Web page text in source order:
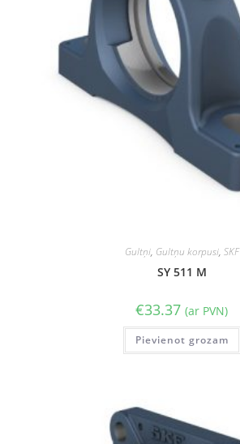
Gultņi, Gultņu korpusi, SKF
SY 511 M
€33.37 (ar PVN)
Pievienot grozam